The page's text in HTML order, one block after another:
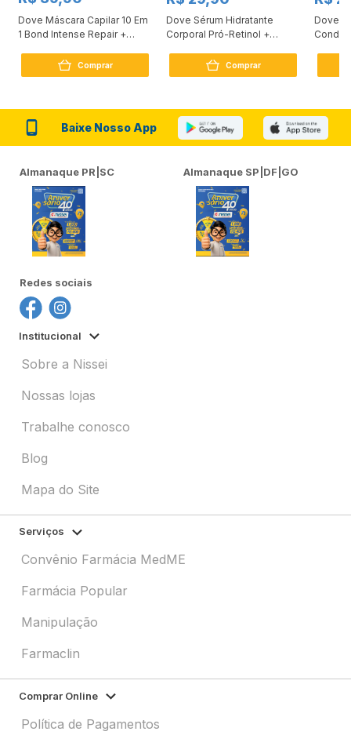
Dove Máscara Capilar 10 Em
1 Bond Intense Repair +
Comprar
Dove Sérum Hidratante
Corporal Pró-Retinol +
Comprar
Dove
Baixe Nosso App
Almanaque PR|SC Almanaque SP|DF|GO
Redes sociais
Institucional
Sobre a Nissei
Nossas lojas
Trabalhe conosco
Blog
Mapa do Site
Serviços
Convênio Farmácia MedME
Farmácia Popular
Manipulação
Farmaclin
Comprar Online
Política de Pagamentos